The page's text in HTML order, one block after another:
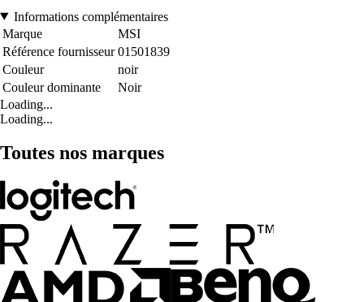
Informations complémentaires
Marque
MSI
Référence fournisseur 01501839
Couleur
noir
Couleur dominante
Noir
Loading...
Loading...
Toutes nos marques